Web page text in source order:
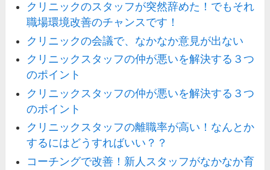
クリニックのスタッフが突然辞めた！でもそれ
職場環境改善のチャンスです！
クリニックの会議で、なかなか意見が出ない
クリニックスタッフの仲が悪いを解決する３つ
のポイント
クリニックスタッフの仲が悪いを解決する３つ
のポイント
クリニックスタッフの離職率が高い！なんとか
するにはどうすればいい？？
コーチングで改善！新人スタッフがなかなか育